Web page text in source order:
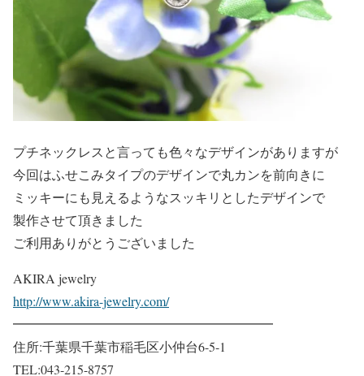
プチネックレスと言っても色々なデザインがありますが
今回はふせこみタイプのデザインで丸カンを前向きに
ミッキーにも見えるようなスッキリとしたデザインで
製作させて頂きました
ご利用ありがとうございました
AKIRA jewelry
http://www.akira-jewelry.com/
━━━━━━━━━━━━━━━━━━━━
住所:千葉県千葉市稲毛区小仲台6-5-1
TEL:043-215-8757